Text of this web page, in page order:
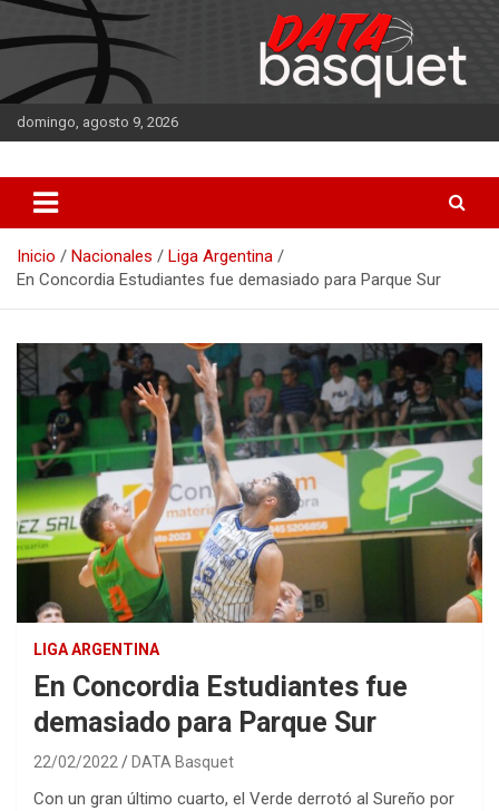
Saltar
al
contenido
domingo, agosto 9, 2026
DATA Basquet
Inicio Nacionales
Liga Argentina
En Concordia Estudiantes fue demasiado para Parque Sur
LIGA ARGENTINA
En Concordia Estudiantes fue
demasiado para Parque Sur
22/02/2022 DATA Basquet
Con un gran último cuarto, el Verde derrotó al Sureño por